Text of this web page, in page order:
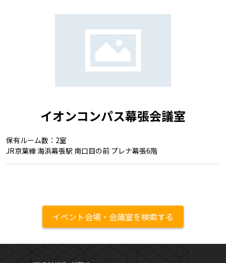
イオンコンパス幕張会議室
保有ルーム数：2室
JR京葉線 海浜幕張駅 南口目の前 プレナ幕張6階
イベント会場・会議室を検索する